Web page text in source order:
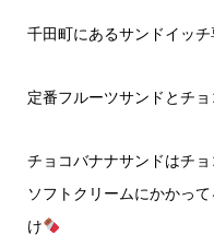
千田町にあるサンドイッチ
定番フルーツサンドとチ
チョコバナナサンドはチ
ソフトクリームにかかっ
け